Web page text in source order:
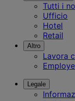
Tutti i
Ufficio
Hotel
Retail
Altro
Lavora
Legale